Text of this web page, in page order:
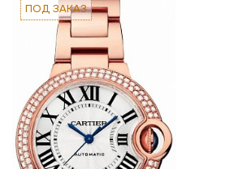
ПОД ЗАКАЗ